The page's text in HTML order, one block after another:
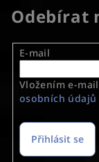
Odebírat
E-mail
Vložením e-
osobních údajů
Přihlásit se